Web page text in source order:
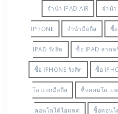
จำนำ IPAD AIR จำนำ
IPHONE จำนำมือถือ ซื้
IPAD รังสิต ซื้อ IPAD ลาดพ
ซื้อ IPHONE รังสิต ซื้อ
โด แจกมือถือ ซื้อคอนโด แ
คอนโดได้ไอแพด ซื้อคอนโ